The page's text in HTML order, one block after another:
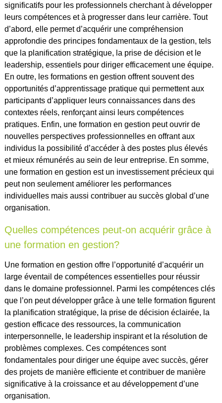
significatifs pour les professionnels cherchant à développer
leurs compétences et à progresser dans leur carrière. Tout
d’abord, elle permet d’acquérir une compréhension
approfondie des principes fondamentaux de la gestion, tels
que la planification stratégique, la prise de décision et le
leadership, essentiels pour diriger efficacement une équipe.
En outre, les formations en gestion offrent souvent des
opportunités d’apprentissage pratique qui permettent aux
participants d’appliquer leurs connaissances dans des
contextes réels, renforçant ainsi leurs compétences
pratiques. Enfin, une formation en gestion peut ouvrir de
nouvelles perspectives professionnelles en offrant aux
individus la possibilité d’accéder à des postes plus élevés
et mieux rémunérés au sein de leur entreprise. En somme,
une formation en gestion est un investissement précieux qui
peut non seulement améliorer les performances
individuelles mais aussi contribuer au succès global d’une
organisation.
Quelles compétences peut-on acquérir grâce à
une formation en gestion?
Une formation en gestion offre l’opportunité d’acquérir un
large éventail de compétences essentielles pour réussir
dans le domaine professionnel. Parmi les compétences clés
que l’on peut développer grâce à une telle formation figurent
la planification stratégique, la prise de décision éclairée, la
gestion efficace des ressources, la communication
interpersonnelle, le leadership inspirant et la résolution de
problèmes complexes. Ces compétences sont
fondamentales pour diriger une équipe avec succès, gérer
des projets de manière efficiente et contribuer de manière
significative à la croissance et au développement d’une
organisation.